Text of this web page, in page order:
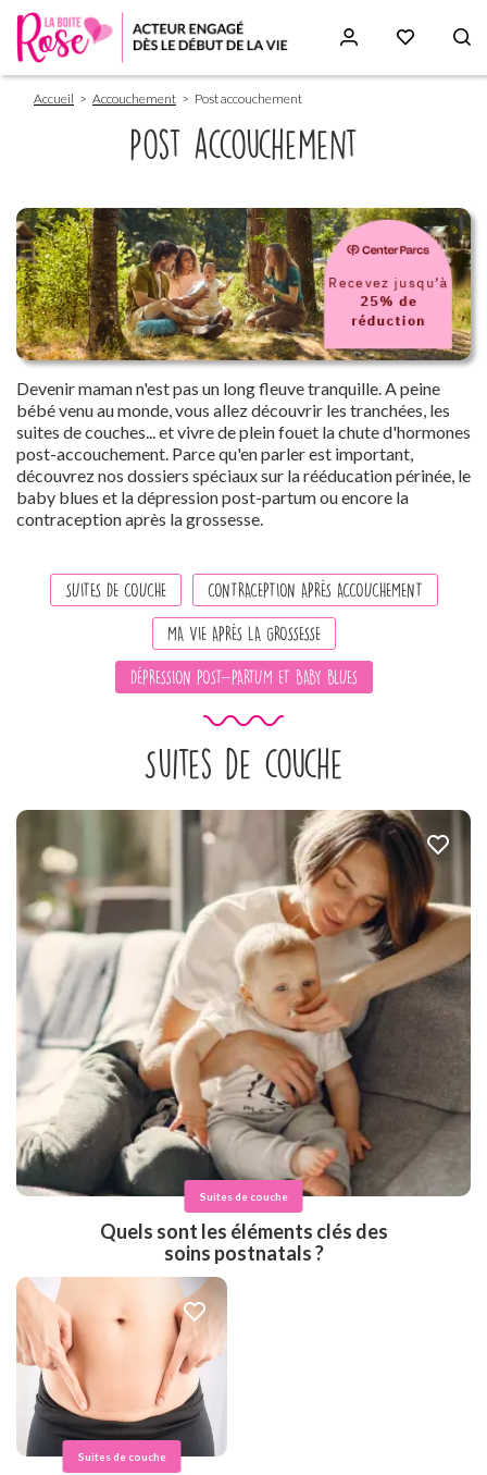
Fil
d'Ariane
Accueil Accouchement Post accouchement
Post accouchement
Paragraphs
Devenir maman n'est pas un long fleuve tranquille. A peine
bébé venu au monde, vous allez découvrir les tranchées, les
suites de couches... et vivre de plein fouet la chute d'hormones
post-accouchement. Parce qu'en parler est important,
découvrez nos dossiers spéciaux sur la rééducation périnée, le
baby blues et la dépression post-partum ou encore la
contraception après la grossesse.
SUITES DE COUCHE CONTRACEPTION APRÈS ACCOUCHEMENT
MA VIE APRÈS LA GROSSESSE
DÉPRESSION POST-PARTUM ET BABY BLUES
Suites de couche
Suites de couche
Quels sont les éléments clés des
soins postnatals ?
Suites de couche